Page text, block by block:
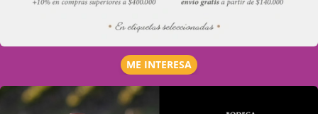
ME INTERESA